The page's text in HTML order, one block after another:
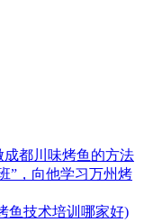
都川味烤鱼的方法
”，向他学习万州烤
鱼技术培训哪家好)